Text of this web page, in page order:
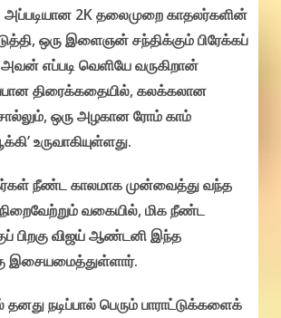
அப்படியான 2K தலைமுறை காதலர்களின்
ஒரு இளைஞன் சந்திக்கும் பிரேக்கப்
எப்படி வெளியே வருகிறான்
திரைக்கதையில், கலக்கலான
ஒரு அழகான ரோம் காம்
உருவாகியுள்ளது.
நீண்ட காலமாக முன்வைத்து வந்த
வகையில், மிக நீண்ட
பிறகு விஜய் ஆண்டனி இந்த
இசையமைத்துள்ளார்.
நடிப்பால் பெரும் பாராட்டுக்களைக்